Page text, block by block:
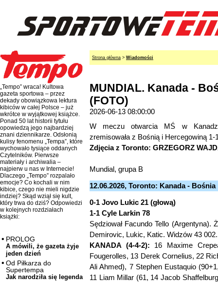
„Tempo” wraca! Kultowa
gazeta sportowa – przez
dekady obowiązkowa lektura
kibiców w całej Polsce – już
wkrótce w wyjątkowej książce.
Ponad 50 lat historii tytułu
opowiedzą jego najbardziej
znani dziennikarze. Odsłonią
kulisy fenomenu „Tempa”, które
wychowało tysiące oddanych
Czytelników. Pierwsze
materiały i archiwalia –
najpierw u nas w Internecie!
Dlaczego „Tempo” rozpalało
emocje? Co kochali w nim
kibice, czego nie mieli nigdzie
indziej? Skąd wziął się kult,
który trwa do dziś? Odpowiedzi
w kolejnych rozdziałach
książki:
PROLOG
A mówili, że gazeta żyje
jeden dzień
Od Piłkarza do
Supertempa
Jak narodziła się legenda
Strona główna > Wiadomości
MUNDIAL. Kanada -
(FOTO)
2026-06-13 08:00:00
W meczu otwarcia MŚ w
zremisowała z Bośnią i Hercegowiną 1-
Zdjęcia z Toronto: GRZEGORZ
Mundial, grupa B
12.06.2026, Toronto: Kanada -
0-1 Jovo Lukic 21 (głową)
1-1 Cyle Larkin 78
Sędziował Facundo Tello (Argentyna).
Demirovic, Lukic, Katic. Widzów 43
KANADA (4-4-2): 16 Maxime
Fougerolles, 13 Derek Cornelius, 22
Ali Ahmed), 7 Stephen Eustaquio
11 Liam Millar (61, 14 Jacob